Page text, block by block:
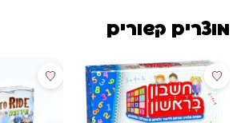
מוצרים קשורים
מבצע